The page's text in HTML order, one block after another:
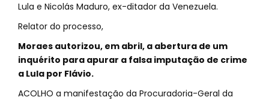
Lula e Nicolás Maduro, ex-ditador da Venezuela.
Relator do processo,
Moraes autorizou, em abril, a abertura de um
inquérito para apurar a falsa imputação de crime
a Lula por Flávio.
ACOLHO a manifestação da Procuradoria-Geral da